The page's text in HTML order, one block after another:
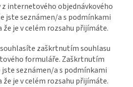
z internetového objednávkového
jste seznámen/a s podmínkami
že je v celém rozsahu přijímáte.
zaškrtnutím souhlasu
formuláře. Zaškrtnutím
seznámen/a s podmínkami
že je v celém rozsahu přijímáte.